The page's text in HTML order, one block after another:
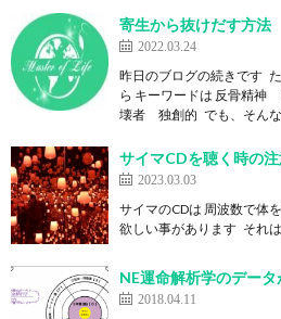
寄生から抜けだす方法
2022.03.24
昨日のブログの続きです
ら キーワードは 反骨精
壊者 独創的 でも、そん
サイマCDを聴く時の
2023.03.03
サイマのCDは 周波数で体
欲しい事があります それ
NE運命解析学のデー
2018.04.11